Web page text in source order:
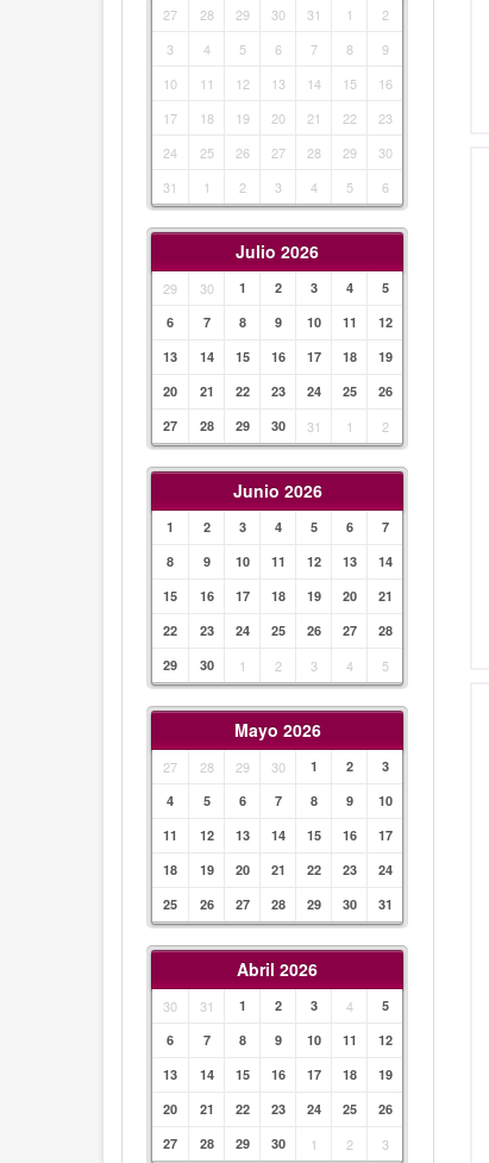
27 28 29 30 31 1
2
3
4 5 6 7 8
9
10
11 12 13 14 15
16
17
18 19 20 21 22
23
24
25 26 27 28 29
30
31
1 2 3 4 5 6
Julio 2026
29 30 1 2 3 4
5
6
7 8 9 10 11
12
13
14 15 16 17 18
19
20
21 22 23 24 25
26
27
28 29 30 31 1 2
Junio 2026
1 2 3 4 5 6
7
8
9 10 11 12 13
14
15
16 17 18 19 20
21
22
23 24 25 26 27
28
29
30 1 2 3 4 5
Mayo 2026
27 28 29 30 1 2
3
4
5 6 7 8 9
10
11
12 13 14 15 16
17
18
19 20 21 22 23
24
25
26 27 28 29 30 31
Abril 2026
30 31 1 2 3 4
5
6
7 8 9 10 11
12
13
14 15 16 17 18
19
20
21 22 23 24 25
26
27
28 29 30 1 2 3